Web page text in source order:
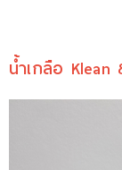
น้ำเกลือ Klean